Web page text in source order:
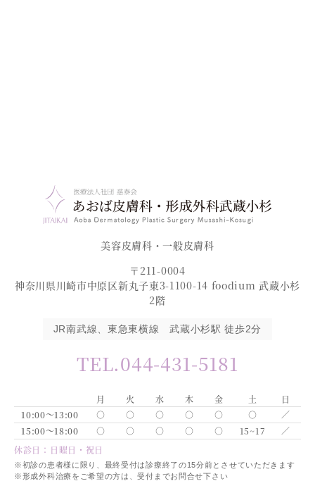
美容皮膚科・一般皮膚科
〒211-0004
神奈川県川崎市中原区新丸子東3-1100-14 foodium 武蔵小杉
2階
JR南武線、東急東横線 武蔵小杉駅 徒歩2分
TEL.044-431-5181
月 火 水 木 金 土
日
10:00～13:00
○ ○ ○ ○ ○ ○
／
15:00～18:00
○ ○ ○ ○ ○ 15~17
／
休診日：日曜日・祝日
※初診の患者様に限り、最終受付は診療終了の15分前とさせていただきます
※形成外科治療をご希望の方は、受付までお問合せ下さい